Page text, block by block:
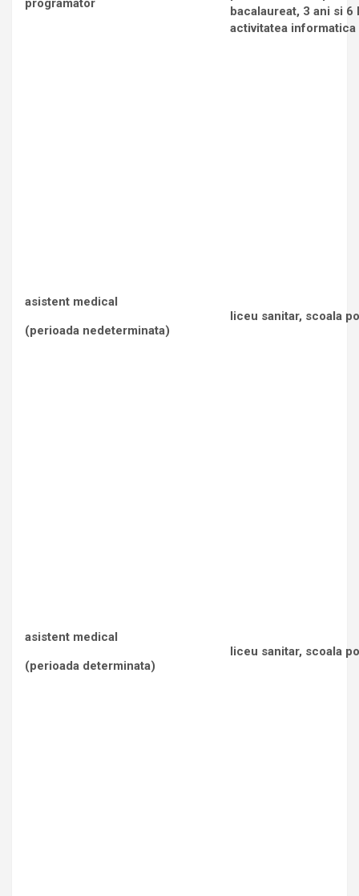
programator
bacalaureat, 3 ani si
activitatea informatica
asistent medical
(perioada nedeterminata)
liceu sanitar, scoala
asistent medical
(perioada determinata)
liceu sanitar, scoala